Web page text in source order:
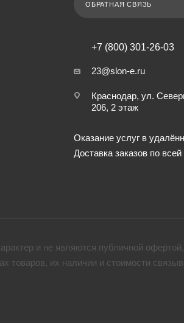
ОБРАТНАЯ СВЯЗЬ
+7 (800) 301-26-03
23@slon-e.ru
Краснодар, ул.
206, 2 этаж
Оказание услуг в
Доставка заказов по
и не являются публичной
товaров, их наличии и стоимости